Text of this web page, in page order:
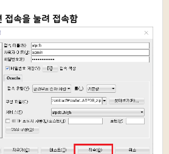
접속을 눌려 접속함